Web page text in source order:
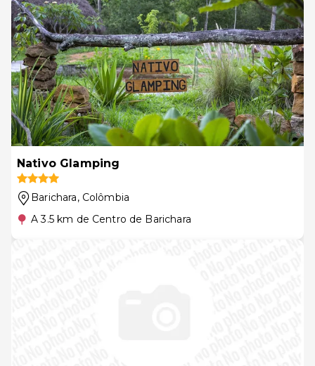
Nativo Glamping
Barichara, Colômbia
A 3.5 km de Centro de Barichara